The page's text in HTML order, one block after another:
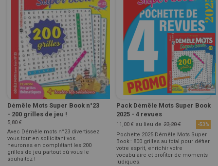
Démêle Mots Super Book n°23
- 200 grilles de jeu !
5,80 €
Avec Démêle mots n°23 divertissez
vous tout en sollicitant vos
neurones en complétant les 200
grilles de jeu partout où vous le
souhaitez !
Pack Démêle Mots Super Book
2025 - 4 revues
11,00 € au lieu de 23,20 € -53%
Pochette 2025 Démêle Mots Super
Book : 800 grilles au total pour défier
votre esprit, enrichir votre
vocabulaire et profiter de moments
ludiques.